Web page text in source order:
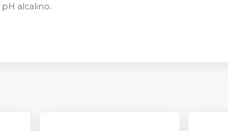
pH alcalino.